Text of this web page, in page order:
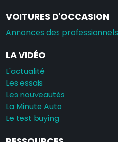
VOITURES D'OCCASION
Annonces des professionnels
LA VIDÉO
L'actualité
Les essais
Les nouveautés
La Minute Auto
Le test buying